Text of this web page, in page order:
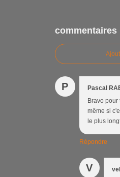
commentaires
P
Pascal
Bravo
même si
le plus
Répondre
V